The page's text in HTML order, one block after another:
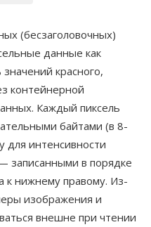
(бесзаголовочных)
данные как
красного,
контейнерной
Каждый пиксель
байтами (в 8-
интенсивности
записанными в порядке
к нижнему правому. Из-
изображения и
внешне при чтении